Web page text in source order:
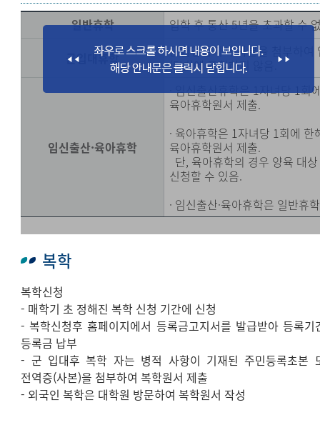
일반휴학
입학 후 통산 5년을 초과할 수
군입대휴학
군입영통지서 사본을 첨부하
(5년)에 포함하지 않음.
임신출산·육아휴학
· 임신출산휴학은 1자녀당 1회
육아휴학원서 제출.
· 육아휴학은 1자녀당 1회에
육아휴학원서 제출.
단, 육아휴학의 경우 양육 대
신청할 수 있음.
· 임신출산·육아휴학은 일반휴
복학
복학신청
- 매학기 초 정해진 복학 신청 기간에 신청
- 복학신청후 홈페이지에서 등록금고지서를 발급받아 등록기
등록금 납부
- 군 입대후 복학 자는 병적 사항이 기재된 주민등록초본
전역증(사본)을 첨부하여 복학원서 제출
- 외국인 복학은 대학원 방문하여 복학원서 작성